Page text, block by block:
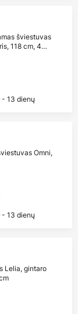
šviestuvas
118 cm, 4
13 dienų
Omni,
13 dienų
Lelia, gintaro